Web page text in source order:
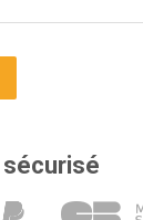
sécurisé